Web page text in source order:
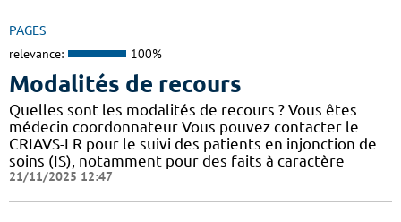
PAGES
relevance: 100%
Modalités de recours
Quelles sont les modalités de recours ? Vous êtes
médecin coordonnateur Vous pouvez contacter le
CRIAVS-LR pour le suivi des patients en injonction de
soins (IS), notamment pour des faits à caractère
21/11/2025 12:47